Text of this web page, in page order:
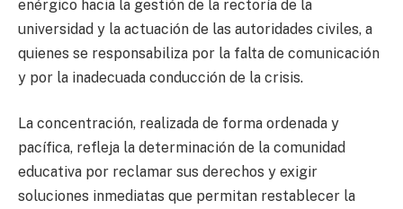
enérgico hacia la gestión de la rectoría de la
universidad y la actuación de las autoridades civiles, a
quienes se responsabiliza por la falta de comunicación
y por la inadecuada conducción de la crisis.
La concentración, realizada de forma ordenada y
pacífica, refleja la determinación de la comunidad
educativa por reclamar sus derechos y exigir
soluciones inmediatas que permitan restablecer la